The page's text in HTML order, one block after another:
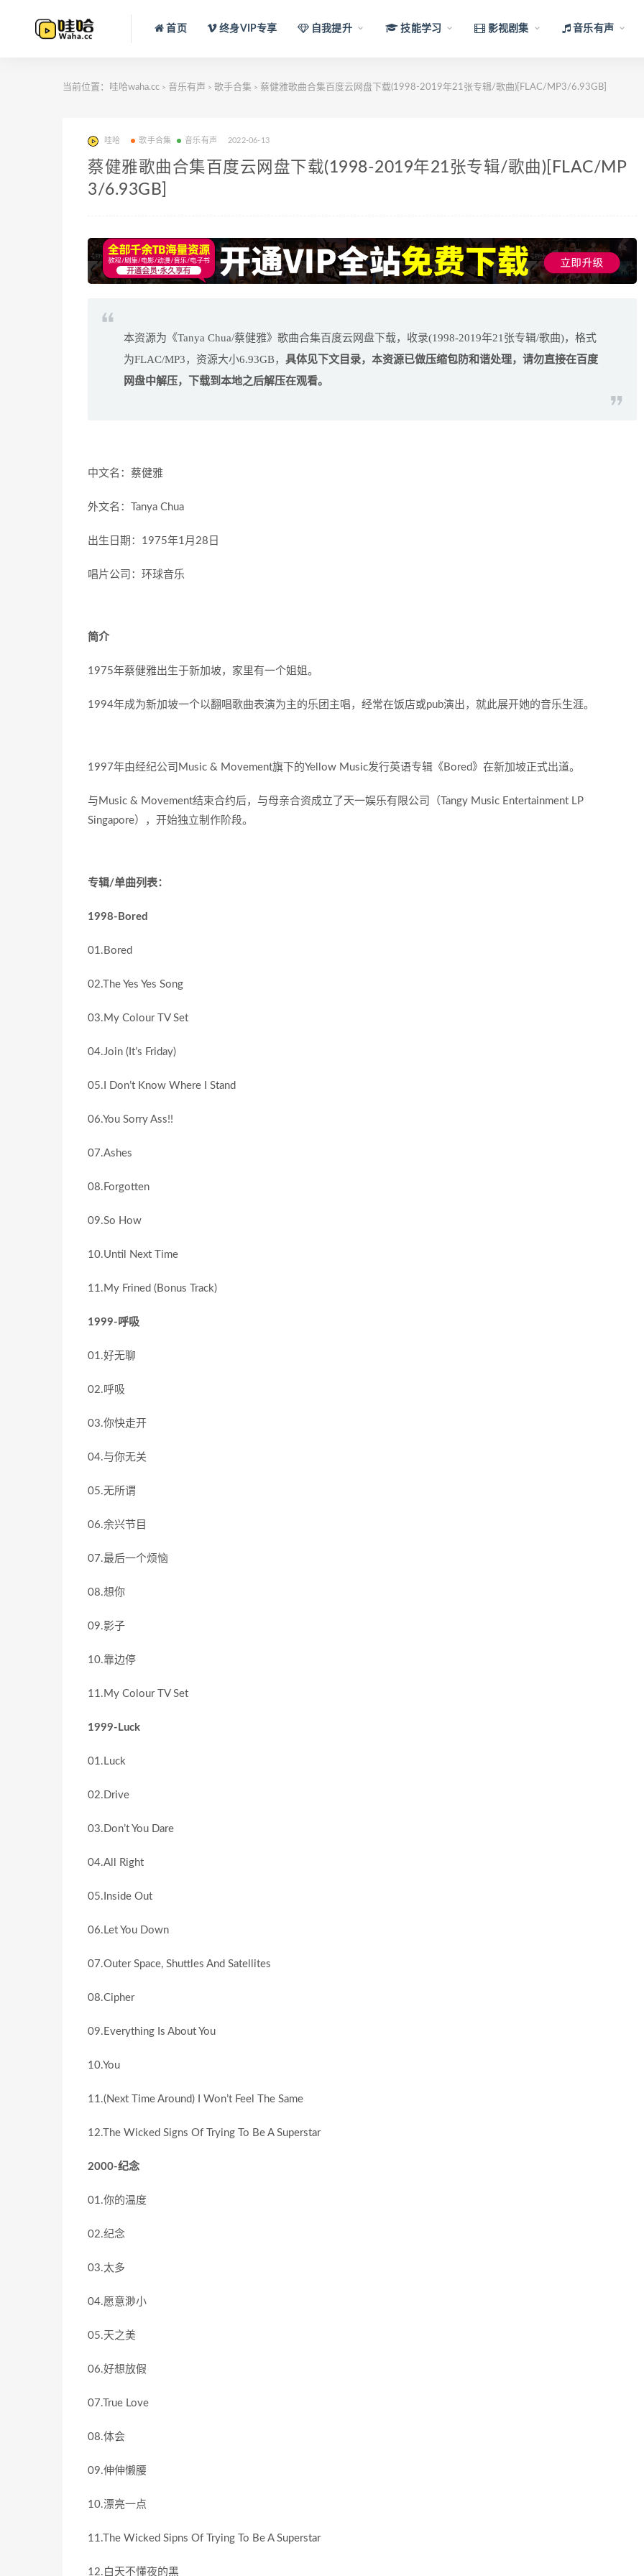
首页 终身VIP专享 自我提升 技能学习 影视剧集 音乐有声
当前位置： 哇哈waha.cc > 音乐有声 > 歌手合集 > 蔡健雅歌曲合集百度云网盘下载(1998-2019年21张专辑/歌曲)[FLAC/MP3/6.93GB]
哇哈 歌手合集 音乐有声 2022-06-13
蔡健雅歌曲合集百度云网盘下载(1998-2019年21张专辑/歌曲)[FLAC/MP
3/6.93GB]
本资源为《Tanya Chua/蔡健雅》歌曲合集百度云网盘下载，收录(1998-2019年21张专辑/歌曲)，格式
为FLAC/MP3，资源大小6.93GB， 具体见下文目录，本资源已做压缩包防和谐处理，请勿直接在百度
网盘中解压，下载到本地之后解压在观看。
中文名：蔡健雅
外文名：Tanya Chua
出生日期：1975年1月28日
唱片公司：环球音乐
简介
1975年蔡健雅出生于新加坡，家里有一个姐姐。
1994年成为新加坡一个以翻唱歌曲表演为主的乐团主唱，经常在饭店或pub演出，就此展开她的音乐生涯。
1997年由经纪公司Music & Movement旗下的Yellow Music发行英语专辑《Bored》在新加坡正式出道。
与Music & Movement结束合约后，与母亲合资成立了天一娱乐有限公司（Tangy Music Entertainment LP
Singapore），开始独立制作阶段。
专辑/单曲列表：
1998-Bored
01.Bored
02.The Yes Yes Song
03.My Colour TV Set
04.Join (It’s Friday)
05.I Don’t Know Where I Stand
06.You Sorry Ass!!
07.Ashes
08.Forgotten
09.So How
10.Until Next Time
11.My Frined (Bonus Track)
1999-呼吸
01.好无聊
02.呼吸
03.你快走开
04.与你无关
05.无所谓
06.余兴节目
07.最后一个烦恼
08.想你
09.影子
10.靠边停
11.My Colour TV Set
1999-Luck
01.Luck
02.Drive
03.Don’t You Dare
04.All Right
05.Inside Out
06.Let You Down
07.Outer Space, Shuttles And Satellites
08.Cipher
09.Everything Is About You
10.You
11.(Next Time Around) I Won’t Feel The Same
12.The Wicked Signs Of Trying To Be A Superstar
2000-纪念
01.你的温度
02.纪念
03.太多
04.愿意渺小
05.天之美
06.好想放假
07.True Love
08.体会
09.伸伸懒腰
10.漂亮一点
11.The Wicked Sipns Of Trying To Be A Superstar
12.白天不懂夜的黑